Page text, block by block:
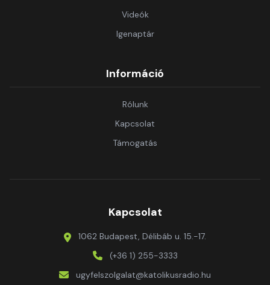
Videók
Igenaptár
Információ
Rólunk
Kapcsolat
Támogatás
Kapcsolat
1062 Budapest, Délibáb u. 15.-17.
(+36 1) 255-3333
ugyfelszolgalat@katolikusradio.hu